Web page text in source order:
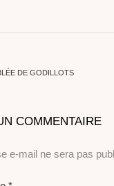
DE GODILLOTS
COMMENTAIRE
e-mail ne sera pas